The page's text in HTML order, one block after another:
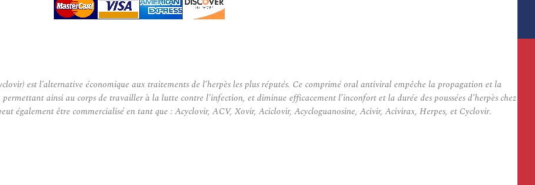
est l’alternative économique aux traitements de l’herpès les plus réputés. Ce comprimé oral antiviral empêche la propagation et la
ainsi au corps de travailler à la lutte contre l’infection, et diminue efficacement l’inconfort et la durée des poussées d’herpès chez
également être commercialisé en tant que : Acyclovir, ACV, Xovir, Aciclovir, Acycloguanosine, Acivir, Acivirax, Herpes, et Cyclovir.